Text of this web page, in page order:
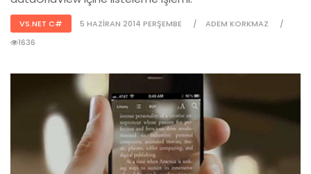
VS.NET C# 5 HAZIRAN 2014 PERŞEMBE
ADEM KORKMAZ
1636